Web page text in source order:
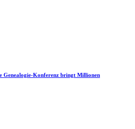
Genealogie-Konferenz bringt Millionen